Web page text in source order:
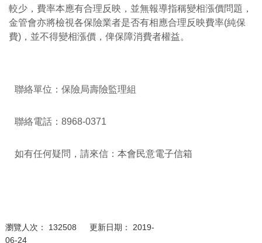
較少，費率本應有合理反映，並無報導指稱變相漲價問題，
金管會亦將檢視各保險業者是否有相應合理反映費率(純保
費)，並不得變相漲價，俾保障消費者權益。
聯絡單位：保險局壽險監理組
聯絡電話：8968-0371
如有任何疑問，請來信：本會民意電子信箱
瀏覽人次： 132508 更新日期： 2019-
06-24